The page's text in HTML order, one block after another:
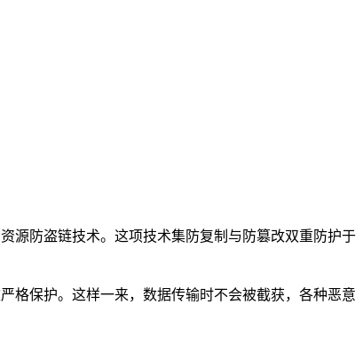
源防盗链技术。这项技术集防复制与防篡改双重防护于
格保护。这样一来，数据传输时不会被截获，各种恶意